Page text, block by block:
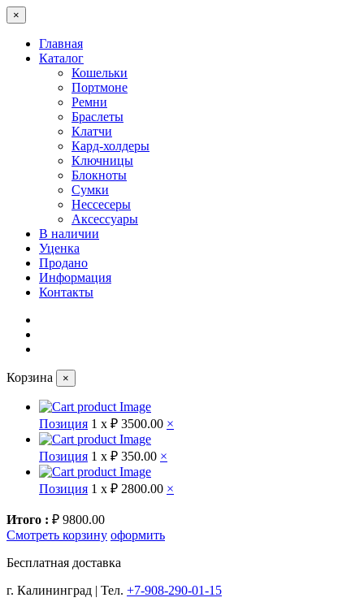
×
Главная
Каталог
Кошельки
Портмоне
Ремни
Браслеты
Клатчи
Кард-холдеры
Ключницы
Блокноты
Сумки
Нессесеры
Аксессуары
В наличии
Уценка
Продано
Информация
Контакты
Корзина ×
Позиция 1 x ₽ 3500.00 ×
Позиция 1 x ₽ 350.00 ×
Позиция 1 x ₽ 2800.00 ×
Итого : ₽ 9800.00
Смотреть корзину оформить
Бесплатная доставка
г. Калининград | Тел. +7-908-290-01-15